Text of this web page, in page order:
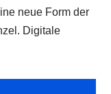
neue Form der
Digitale